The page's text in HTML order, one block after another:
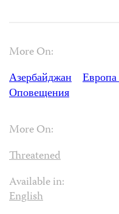
More On:
Азербайджан
Оповещения
More On:
Threatened
Available in:
English